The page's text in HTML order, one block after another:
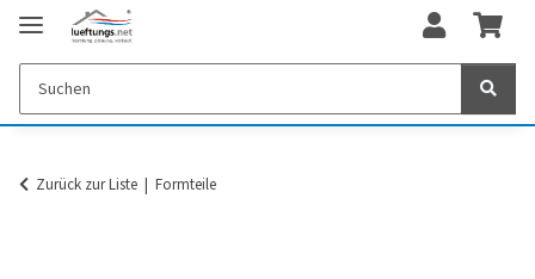
Zurück zur Liste Formteile